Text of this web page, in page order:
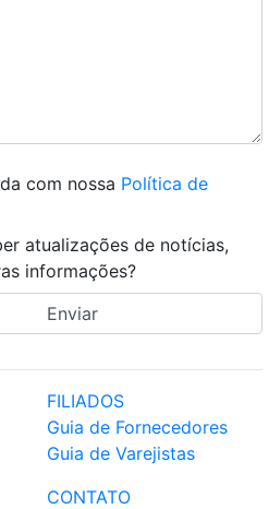
com nossa Política de
atualizações de notícias,
informações?
FILIADOS
Guia de Fornecedores
Guia de Varejistas
CONTATO